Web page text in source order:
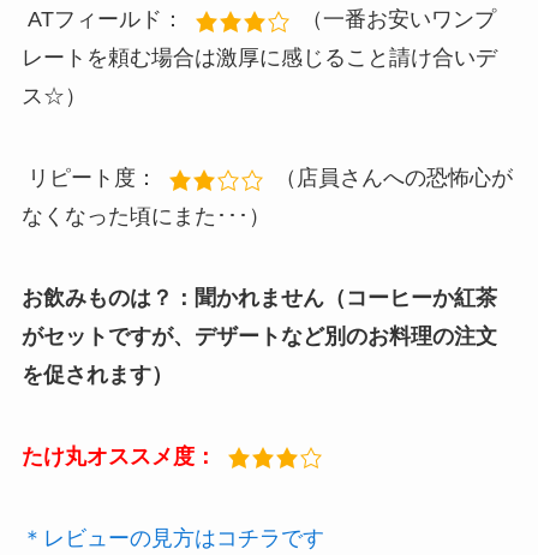
ATフィールド：
（一番お安いワンプ
レートを頼む場合は激厚に感じること請け合いデ
ス☆）
リピート度：
（店員さんへの恐怖心が
なくなった頃にまた･･･）
お飲みものは？：聞かれません（コーヒーか紅茶
がセットですが、デザートなど別のお料理の注文
を促されます）
たけ丸オススメ度：
＊レビューの見方はコチラです